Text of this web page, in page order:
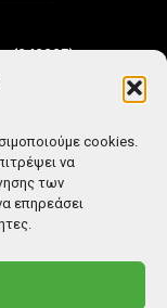
cookies.
να
των
επηρεάσει
(242225)